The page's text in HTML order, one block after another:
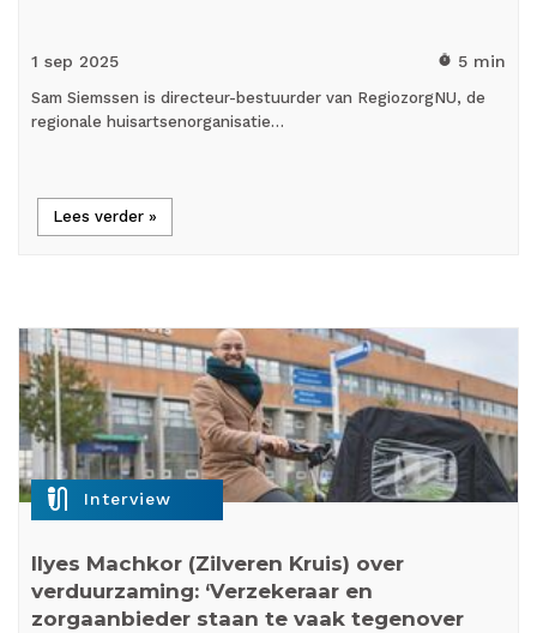
1 sep 2025 timer 5 min
Sam Siemssen is directeur-bestuurder van RegiozorgNU, de
regionale huisartsenorganisatie…
Lees verder »
mic_external_on Interview
Ilyes Machkor (Zilveren Kruis) over
verduurzaming: ‘Verzekeraar en
zorgaanbieder staan te vaak tegenover